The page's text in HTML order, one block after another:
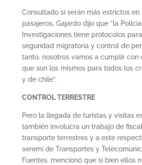
Consultado si serán más estrictos
pasajeros, Gajardo dijo que “la
Investigaciones tiene protocolos
seguridad migratoria y control de
tanto, nosotros vamos a cumplir con
que son los mismos para todos los
y de chile”.
CONTROL TERRESTRE
Pero la llegada de turistas y visitas
también involucra un trabajo de
transporte terrestres y a este
seremi de Transportes y
Fuentes, mencionó que si bien ellos